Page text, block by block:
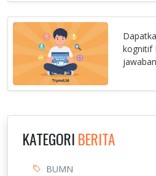
kognitif
KATEGORI BERITA
BUMN